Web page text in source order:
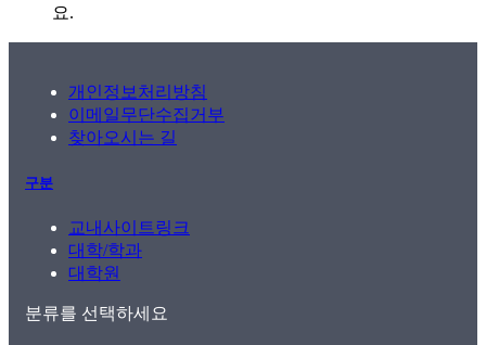
요.
개인정보처리방침
이메일무단수집거부
찾아오시는 길
구분
교내사이트링크
대학/학과
대학원
분류를 선택하세요